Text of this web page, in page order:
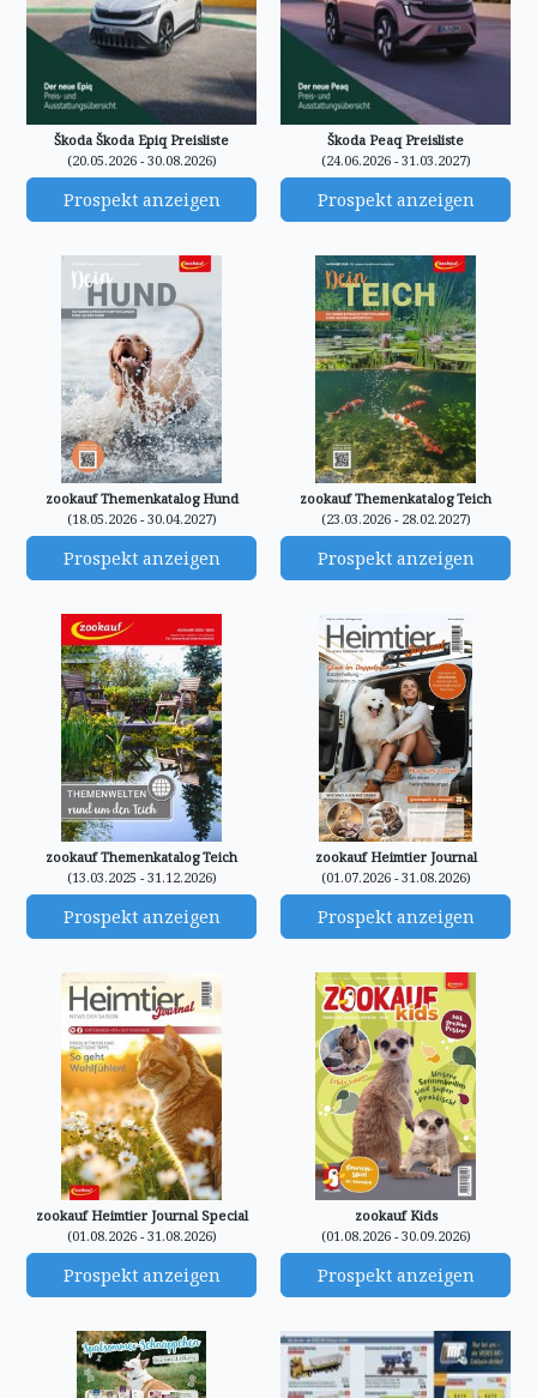
Škoda Škoda Epiq Preisliste
(20.05.2026 - 30.08.2026)
Prospekt anzeigen
Škoda Peaq Preisliste
(24.06.2026 - 31.03.2027)
Prospekt anzeigen
zookauf Themenkatalog Hund
(18.05.2026 - 30.04.2027)
Prospekt anzeigen
zookauf Themenkatalog Teich
(23.03.2026 - 28.02.2027)
Prospekt anzeigen
zookauf Themenkatalog Teich
(13.03.2025 - 31.12.2026)
Prospekt anzeigen
zookauf Heimtier Journal
(01.07.2026 - 31.08.2026)
Prospekt anzeigen
zookauf Heimtier Journal Special
(01.08.2026 - 31.08.2026)
Prospekt anzeigen
zookauf Kids
(01.08.2026 - 30.09.2026)
Prospekt anzeigen